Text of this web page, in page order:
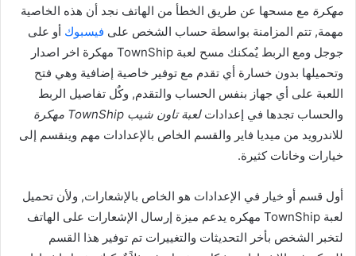
مهكرة مع مسحها عن طريق الخطأ من الهاتف نجد أن هذه الخاصية
مهمة, تتم المزامنة بواسطة حساب الشخص على فيسبوك أو على
جوجل ومع الربط يٌمكنك مسح لعبة TownShip مهكرة اخر اصدار
وتحميلها بدون خسارة أي تقدم مع توفير خاصية إضافية وهي فتح
اللعبة على أي جهاز بنفس الحساب والتقدم, وكٌل تفاصيل الربط
والحساب تجدها في إعداداتلعبة تاون شيب TownShip مهكرة
للاندرويد من ميديا فاير والقسم الخاص بالإعدادات مهم وينقسم إلى
خيارات وخانات كثيرة.
أول قسم أو خيار في الإعدادات هو الخاص بالإشعارات, ولأن تحميل
لعبة TownShip مهكره يدعم ميزة إرسال الإشعارات على الهاتف
لتخبر الشخص بأخر التحديثات والتغييرات تم توفير هذا القسم